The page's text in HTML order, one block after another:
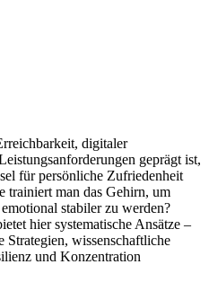
digitaler
geprägt ist,
für persönliche Zufriedenheit
man das Gehirn, um
stabiler zu werden?
hier systematische Ansätze –
Strategien, wissenschaftliche
und Konzentration